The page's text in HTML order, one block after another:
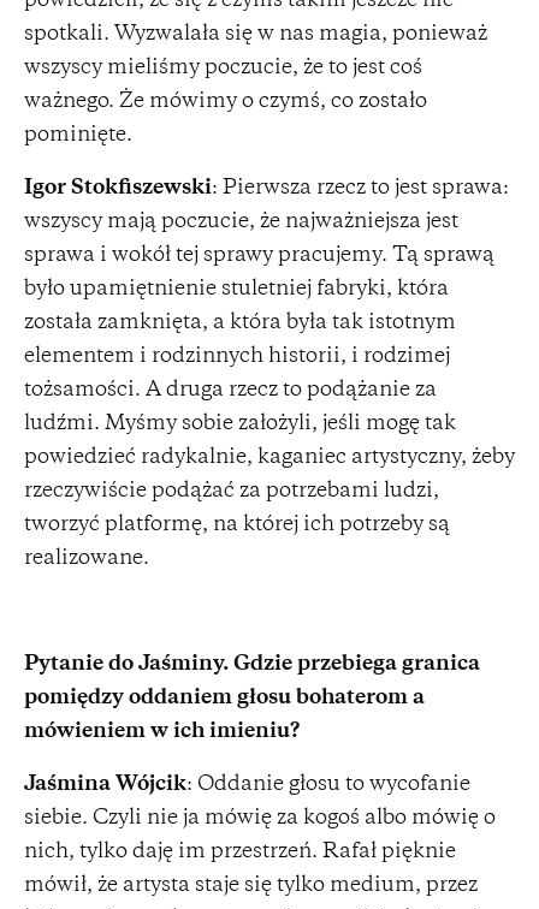
spotkali. Wyzwalała się w nas magia, ponieważ
wszyscy mieliśmy poczucie, że to jest coś
ważnego. Że mówimy o czymś, co zostało
pominięte.
Igor Stokfiszewski: Pierwsza rzecz to jest sprawa:
wszyscy mają poczucie, że najważniejsza jest
sprawa i wokół tej sprawy pracujemy. Tą sprawą
było upamiętnienie stuletniej fabryki, która
została zamknięta, a która była tak istotnym
elementem i rodzinnych historii, i rodzimej
tożsamości. A druga rzecz to podążanie za
ludźmi. Myśmy sobie założyli, jeśli mogę tak
powiedzieć radykalnie, kaganiec artystyczny, żeby
rzeczywiście podążać za potrzebami ludzi,
tworzyć platformę, na której ich potrzeby są
realizowane.
Pytanie do Jaśminy. Gdzie przebiega granica
pomiędzy oddaniem głosu bohaterom a
mówieniem w ich imieniu?
Jaśmina Wójcik: Oddanie głosu to wycofanie
siebie. Czyli nie ja mówię za kogoś albo mówię o
nich, tylko daję im przestrzeń. Rafał pięknie
mówił, że artysta staje się tylko medium, przez